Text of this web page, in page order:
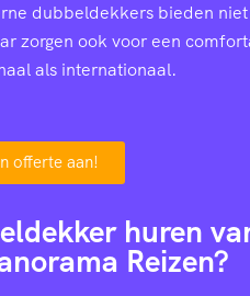
dubbeldekkers bieden
zorgen ook voor een
als internationaal.
offerte aan!
huren
Reizen?